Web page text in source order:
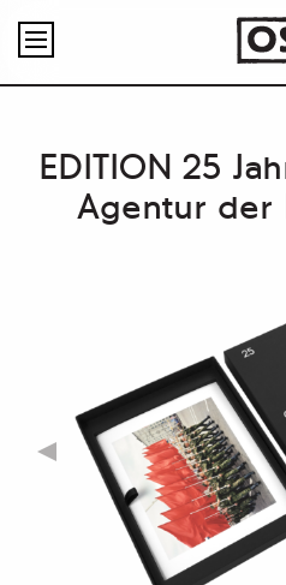

EDITION 25
Agentur der